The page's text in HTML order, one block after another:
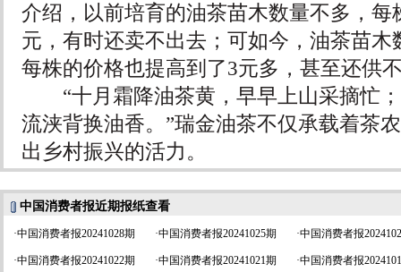
介绍，以前培育的油茶苗木数量不多，每
元，有时还卖不出去；可如今，油茶苗木
每株的价格也提高到了3元多，甚至还供
“十月霜降油茶黄，早早上山采摘忙；
流浃背换油香。”瑞金油茶不仅承载着茶
出乡村振兴的活力。
中国消费者报近期报纸查看
·中国消费者报20241028期 ·中国消费者报20241025期 ·中国消费者报
·中国消费者报20241022期 ·中国消费者报20241021期 ·中国消费者报